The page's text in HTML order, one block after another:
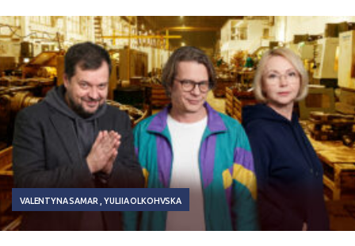
VALENTYNA SAMAR YULIIA OLKOHVSKA